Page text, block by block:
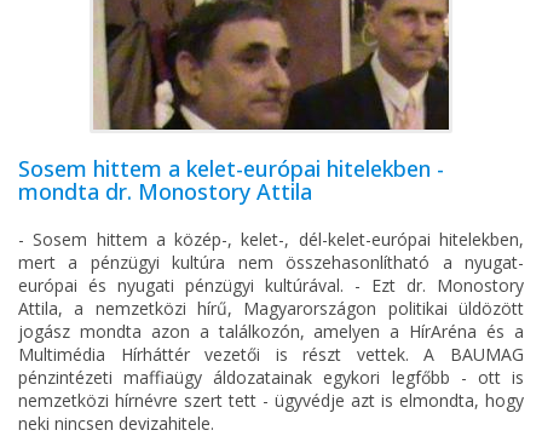
Sosem hittem a kelet-európai hitelekben -
mondta dr. Monostory Attila
- Sosem hittem a közép-, kelet-, dél-kelet-európai hitelekben,
mert a pénzügyi kultúra nem összehasonlítható a nyugat-
európai és nyugati pénzügyi kultúrával. - Ezt dr. Monostory
Attila, a nemzetközi hírű, Magyarországon politikai üldözött
jogász mondta azon a találkozón, amelyen a HírAréna és a
Multimédia Hírháttér vezetői is részt vettek. A BAUMAG
pénzintézeti maffiaügy áldozatainak egykori legfőbb - ott is
nemzetközi hírnévre szert tett - ügyvédje azt is elmondta, hogy
neki nincsen devizahitele.